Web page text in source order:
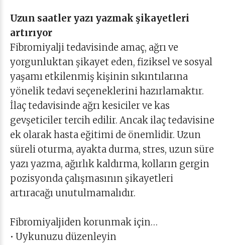
Uzun saatler yazı yazmak şikayetleri
artırıyor
Fibromiyalji tedavisinde amaç, ağrı ve
yorgunluktan şikayet eden, fiziksel ve sosyal
yaşamı etkilenmiş kişinin sıkıntılarına
yönelik tedavi seçeneklerini hazırlamaktır.
İlaç tedavisinde ağrı kesiciler ve kas
gevşeticiler tercih edilir. Ancak ilaç tedavisine
ek olarak hasta eğitimi de önemlidir. Uzun
süreli oturma, ayakta durma, stres, uzun süre
yazı yazma, ağırlık kaldırma, kolların gergin
pozisyonda çalışmasının şikayetleri
artıracağı unutulmamalıdır.
Fibromiyaljiden korunmak için…
• Uykunuzu düzenleyin